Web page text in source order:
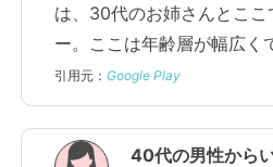
は、30代のお姉さんとここ
ー。ここは年齢層が幅広く
引用元： Google Play
40代の男性から